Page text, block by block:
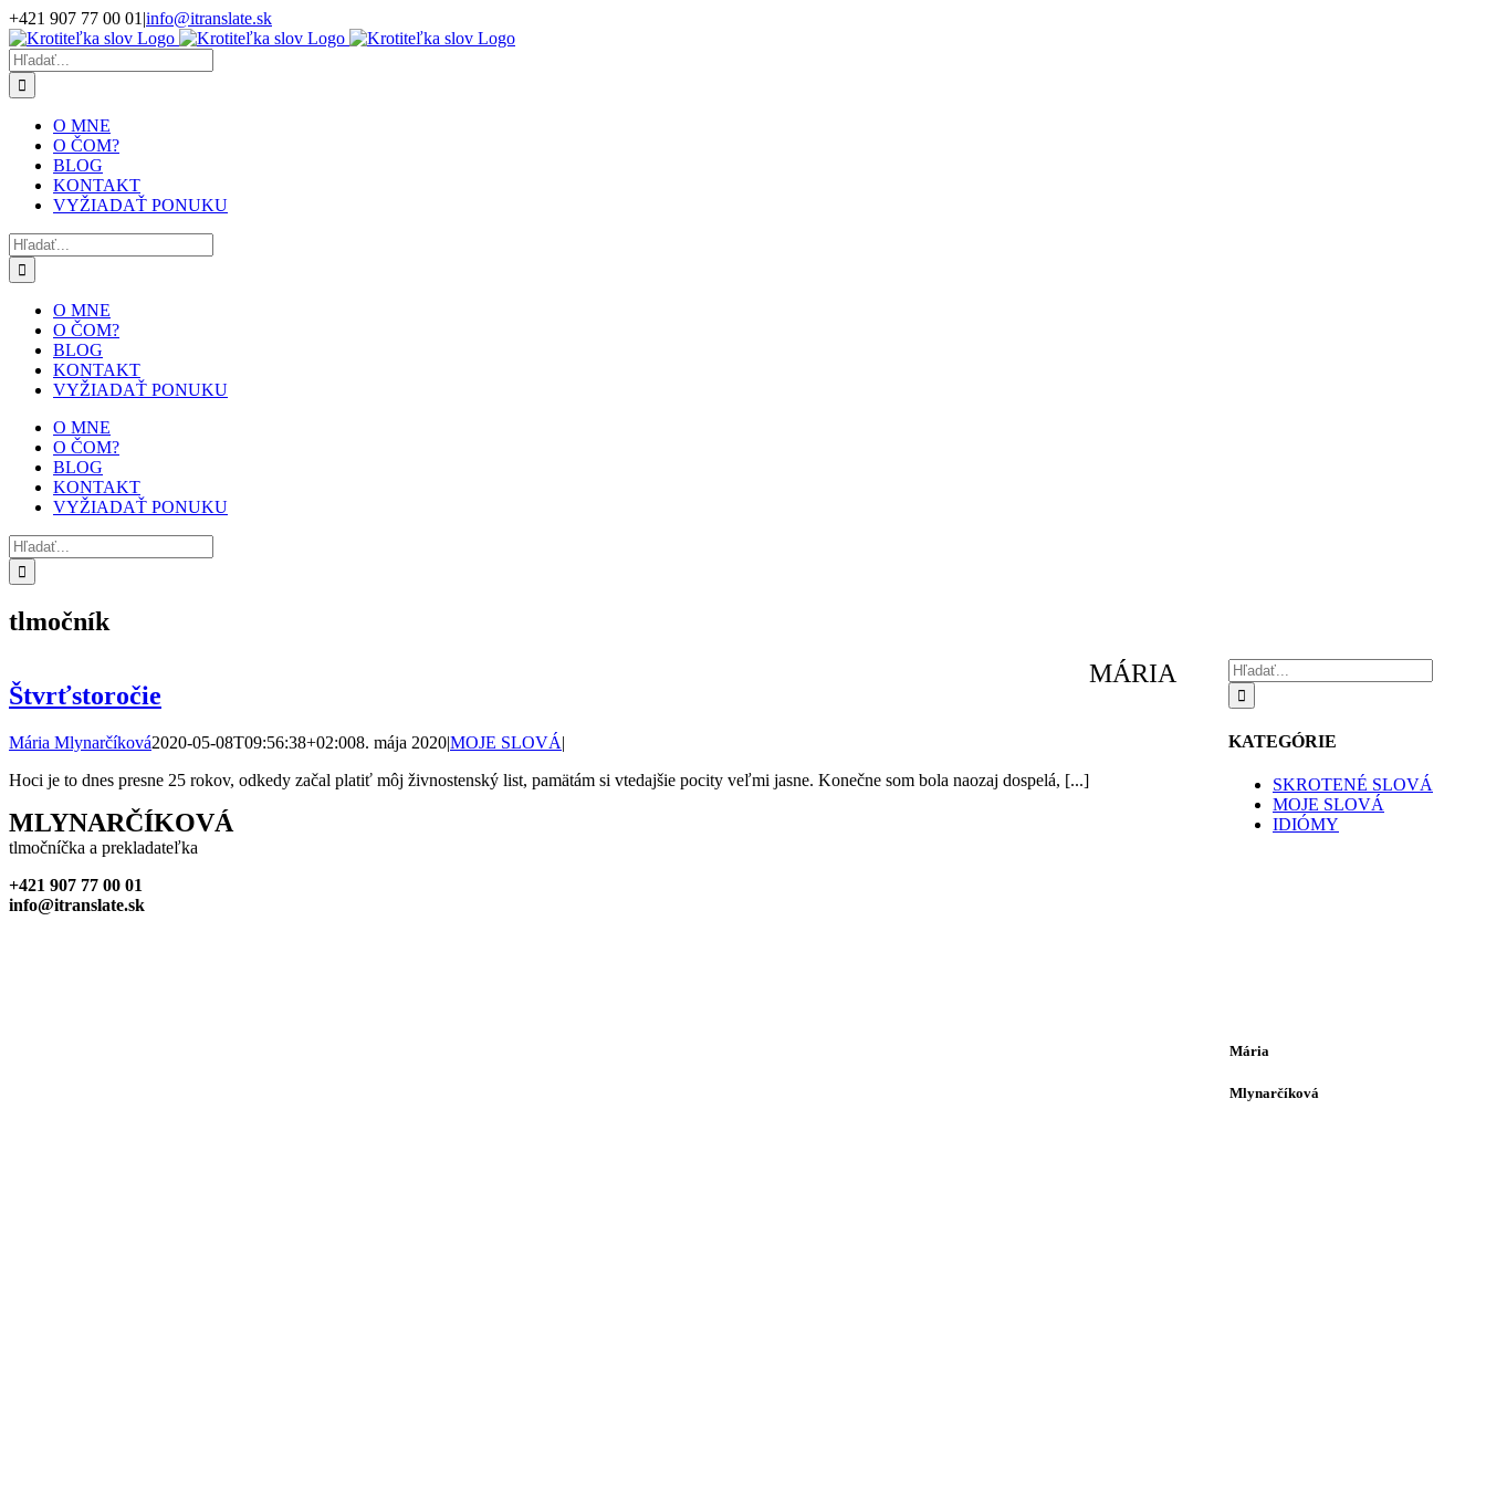
Skip
to
content
+421 907 77 00 01 |info@itranslate.sk
Facebook
LinkedIn
Hľadať:
O MNE
O ČOM?
BLOG
KONTAKT
VYŽIADAŤ PONUKU
Hľadať:
O MNE
O ČOM?
BLOG
KONTAKT
VYŽIADAŤ PONUKU
O MNE
O ČOM?
BLOG
KONTAKT
VYŽIADAŤ PONUKU
Hľadať:
tlmočník
Štvrťstoročie
Mária Mlynarčíková2020-05-08T09:56:38+02:008. mája 2020|MOJE SLOVÁ|
Hoci je to dnes presne 25 rokov, odkedy začal platiť môj živnostenský list, pamätám si vtedajšie pocity veľmi jasne. Konečne som bola naozaj dospelá, [...]
Hľadať:
KATEGÓRIE
SKROTENÉ SLOVÁ
MOJE SLOVÁ
IDIÓMY
Mária
Mlynarčíková
MÁRIA
MLYNARČÍKOVÁ
tlmočníčka a prekladateľka
+421 907 77 00 01
info@itranslate.sk